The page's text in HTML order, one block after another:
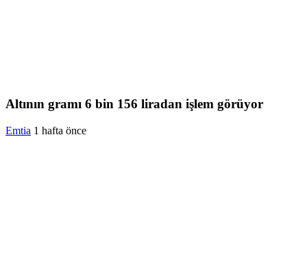
Altının gramı 6 bin 156 liradan işlem görüyor
Emtia 1 hafta önce